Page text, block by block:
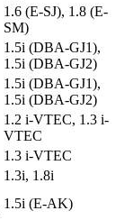
1.6 (E-SJ), 1.8 (E-
SM)
1.5i (DBA-GJ1),
1.5i (DBA-GJ2)
1.5i (DBA-GJ1),
1.5i (DBA-GJ2)
1.2 i-VTEC, 1.3 i-
VTEC
1.3 i-VTEC
1.3i, 1.8i
1.5i (E-AK)